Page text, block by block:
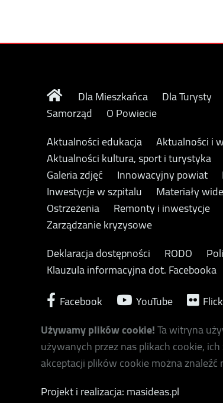
Dla Mieszkańca Dla Turysty
Samorząd
O Powiecie
Aktualności edukacja
Aktualności i
Aktualności kultura, sport i turystyka
Galeria zdjęć
Innowacyjny powiat
Inwestycje w szpitalu
Materiały
Ostrzeżenia
Remonty i inwestycje
Zarządzanie kryzysowe
Deklaracja dostępności
RODO
Klauzula informacyjna dot. Facebooka
Facebook
YouTube
Używamy plików cookie!Ta witryna
używanych przez nas plikach cookie,
akceptacji plików cookie można znaleźć
Projekt i realizacja: masideas.pl